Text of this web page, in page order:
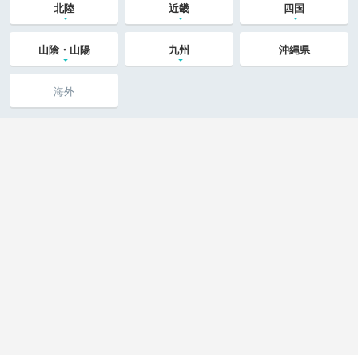
北陸 近畿 四国
山陰・山陽 九州 沖縄県
海外